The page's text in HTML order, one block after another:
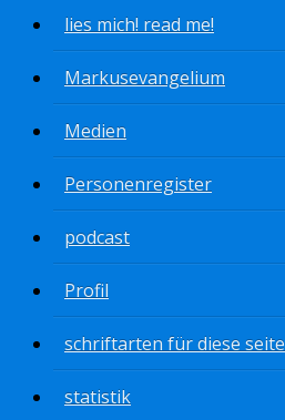
lies mich! read me!
Markusevangelium
Medien
Personenregister
podcast
Profil
schriftarten für diese seite
statistik